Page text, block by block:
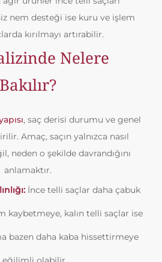
nem desteği ise kuru ve işlem
kırılmayı artırabilir.
Nelere
Bakılır?
, saç derisi durumu ve genel
Amaç, saçın yalnızca nasıl
neden o şekilde davrandığını
anlamaktır.
İnce telli saçlar daha çabuk
kaybetmeye, kalın telli saçlar ise
bazen daha kaba hissettirmeye